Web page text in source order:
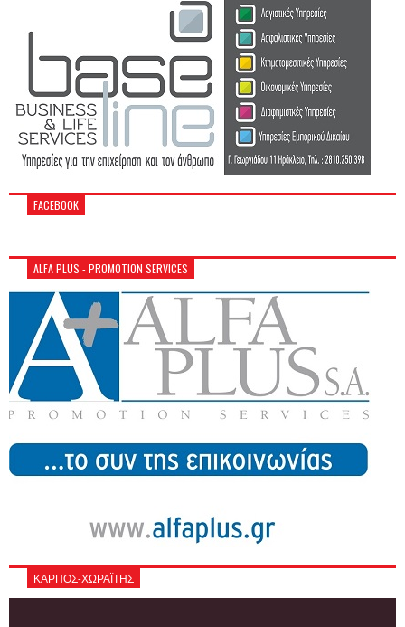
FACEBOOK
ALFA PLUS - PROMOTION SERVICES
ΚΑΡΠΟΣ-ΧΩΡΑΪΤΗΣ